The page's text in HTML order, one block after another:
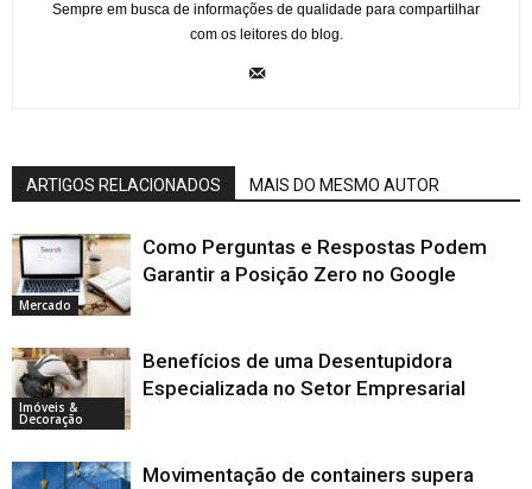
Sempre em busca de informações de qualidade para compartilhar
com os leitores do blog.
ARTIGOS RELACIONADOS MAIS DO MESMO AUTOR
Mercado
Como Perguntas e Respostas Podem
Garantir a Posição Zero no Google
Imóveis &
Decoração
Benefícios de uma Desentupidora
Especializada no Setor Empresarial
Movimentação de containers supera